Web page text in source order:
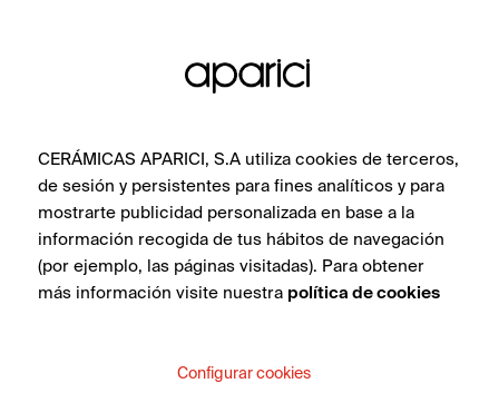
CERÁMICAS APARICI, S.A utiliza cookies de terceros,
de sesión y persistentes para fines analíticos y para
mostrarte publicidad personalizada en base a la
información recogida de tus hábitos de navegación
(por ejemplo, las páginas visitadas). Para obtener
más información visite nuestra política de cookies
Configurar cookies